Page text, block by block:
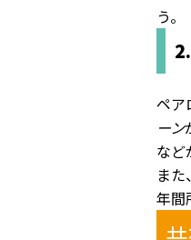
う。
ペア
ーン
など
ま
年間